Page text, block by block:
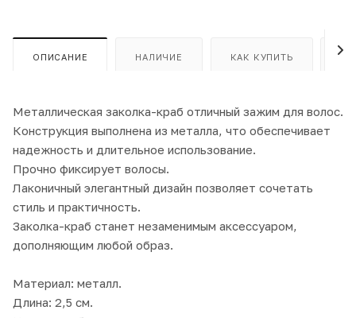
ОПИСАНИЕ НАЛИЧИЕ КАК КУПИТЬ
Металлическая заколка-краб отличный зажим для волос.
Конструкция выполнена из металла, что обеспечивает
надежность и длительное использование.
Прочно фиксирует волосы.
Лаконичный элегантный дизайн позволяет сочетать
стиль и практичность.
Заколка-краб станет незаменимым аксессуаром,
дополняющим любой образ.
Материал: металл.
Длина: 2,5 см.